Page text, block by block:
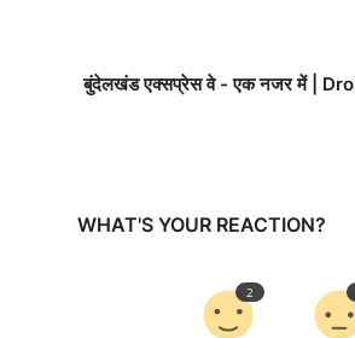
बुंदेलखंड एक्सप्रेस वे - एक नजर में |
WHAT'S YOUR REACTION?
2